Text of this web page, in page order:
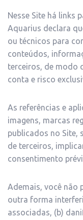
Nesse Site há links
Aquarius declara
ou técnicos para
conteúdos,
terceiros, de modo
conta e risco
As referências e
imagens, marcas
publicados no Site,
de terceiros,
consentimento
Ademais, você não
outra forma
associadas, (b)